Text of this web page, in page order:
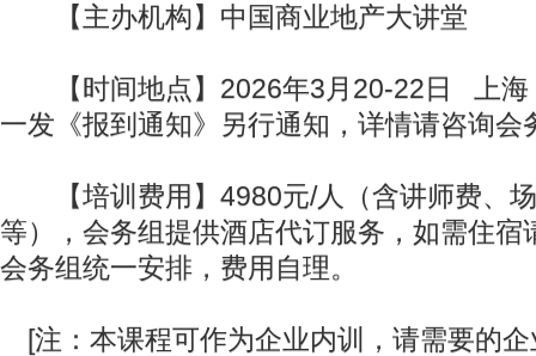
【主办机构】中国商业地产大讲堂
【时间地点】2026年3月20-22日 上海
一发《报到通知》另行通知，详情请咨询会
【培训费用】4980元/人（含讲师费、场
等），会务组提供酒店代订服务，如需住宿
会务组统一安排，费用自理。
[注：本课程可作为企业内训，请需要的企